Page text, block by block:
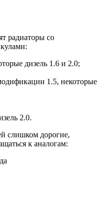
радиаторы со
дизель 1.6 и 2.0;
1.5, некоторые
2.0.
слишком дорогие,
к аналогам: